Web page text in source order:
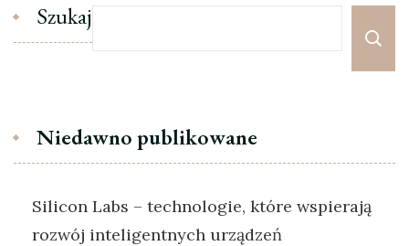
Szukaj
Niedawno publikowane
Silicon Labs – technologie, które wspierają
rozwój inteligentnych urządzeń